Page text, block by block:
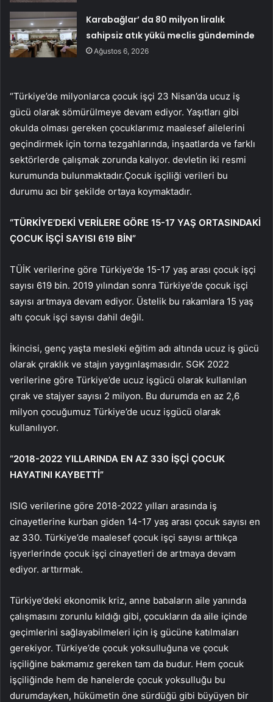
Karabağlar’ da 80 milyon liralık
sahipsiz atık yükü meclis gündeminde
Ağustos 6, 2026
“Türkiye’de milyonlarca çocuk işçi 23 Nisan’da ucuz iş
gücü olarak sömürülmeye devam ediyor. Yaşıtları gibi
okulda olması gereken çocuklarımız maalesef ailelerini
geçindirmek için torna tezgahlarında, inşaatlarda ve farklı
sektörlerde çalışmak zorunda kalıyor. devletin iki resmi
kurumunda bulunmaktadır.Çocuk işçiliği verileri bu
durumu acı bir şekilde ortaya koymaktadır.
“TÜRKİYE’DEKİ VERİLERE GÖRE 15-17 YAŞ ORTASINDAKİ
ÇOCUK İŞÇİ SAYISI 619 BİN”
TÜİK verilerine göre Türkiye’de 15-17 yaş arası çocuk işçi
sayısı 619 bin. 2019 yılından sonra Türkiye’de çocuk işçi
sayısı artmaya devam ediyor. Üstelik bu rakamlara 15 yaş
altı çocuk işçi sayısı dahil değil.
İkincisi, genç yaşta mesleki eğitim adı altında ucuz iş gücü
olarak çıraklık ve stajın yaygınlaşmasıdır. SGK 2022
verilerine göre Türkiye’de ucuz işgücü olarak kullanılan
çırak ve stajyer sayısı 2 milyon. Bu durumda en az 2,6
milyon çocuğumuz Türkiye’de ucuz işgücü olarak
kullanılıyor.
“2018-2022 YILLARINDA EN AZ 330 İŞÇİ ÇOCUK
HAYATINI KAYBETTİ”
ISIG verilerine göre 2018-2022 yılları arasında iş
cinayetlerine kurban giden 14-17 yaş arası çocuk sayısı en
az 330. Türkiye’de maalesef çocuk işçi sayısı arttıkça
işyerlerinde çocuk işçi cinayetleri de artmaya devam
ediyor. arttırmak.
Türkiye’deki ekonomik kriz, anne babaların aile yanında
çalışmasını zorunlu kıldığı gibi, çocukların da aile içinde
geçimlerini sağlayabilmeleri için iş gücüne katılmaları
gerekiyor. Türkiye’de çocuk yoksulluğuna ve çocuk
işçiliğine bakmamız gereken tam da budur. Hem çocuk
işçiliğinde hem de hanelerde çocuk yoksulluğu bu
durumdayken, hükümetin öne sürdüğü gibi büyüyen bir